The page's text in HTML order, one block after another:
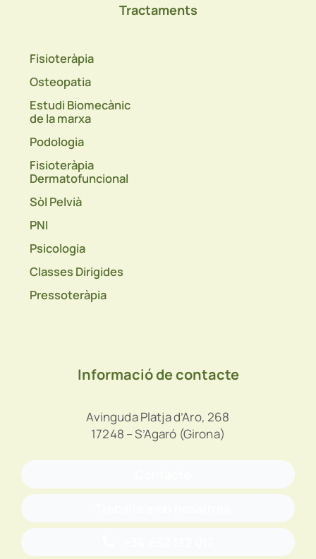
Tractaments
Fisioteràpia
Osteopatia
Estudi Biomecànic
de la marxa
Podologia
Fisioteràpia
Dermatofuncional
Sòl Pelvià
PNI
Psicologia
Classes Dirigides
Pressoteràpia
Informació de contacte
Avinguda Platja d’Aro, 268
17248 – S’Agaró (Girona)